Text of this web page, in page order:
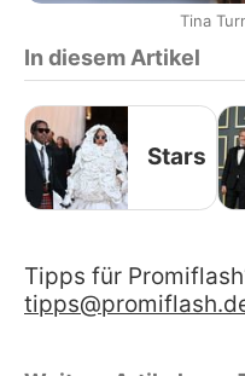
Tina
In diesem Artikel
Stars
Tipps für